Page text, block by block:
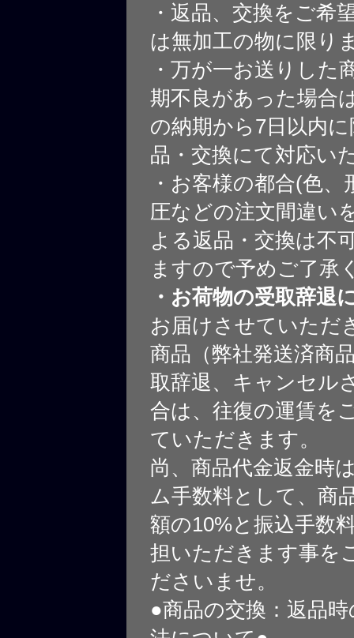
・返品、交換をご希
は無加工の物に限り
・万が一お送りした
期不良があった場合
の納期から7日以内
品・交換にて対応い
・お客様の都合(色、
圧などの注文間違い
よる返品・交換は不
ますので予めご了承
・お荷物の受取辞退
お届けさせていただ
商品（弊社発送済商
取辞退、キャンセル
合は、往復の運賃を
ていただきます。
尚、商品代金返金時
ム手数料として、商
額の10%と振込手数
担いただきます事を
ださいませ。
●商品の交換：返品